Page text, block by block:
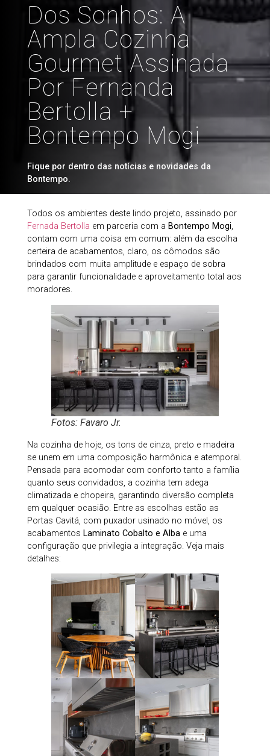
Dos Sonhos: A
Ampla Cozinha
Gourmet Assinada
Por Fernanda
Bertolla +
Bontempo Mogi
Fique por dentro das notícias e novidades da
Bontempo.
Todos os ambientes deste lindo projeto, assinado por
Fernada Bertolla em parceria com a Bontempo Mogi,
contam com uma coisa em comum: além da escolha
certeira de acabamentos, claro, os cômodos são
brindados com muita amplitude e espaço de sobra
para garantir funcionalidade e aproveitamento total aos
moradores.
Fotos: Favaro Jr.
Na cozinha de hoje, os tons de cinza, preto e madeira
se unem em uma composição harmônica e atemporal.
Pensada para acomodar com conforto tanto a família
quanto seus convidados, a cozinha tem adega
climatizada e chopeira, garantindo diversão completa
em qualquer ocasião. Entre as escolhas estão as
Portas Cavitá, com puxador usinado no móvel, os
acabamentos Laminato Cobalto e Albae uma
configuração que privilegia a integração. Veja mais
detalhes: